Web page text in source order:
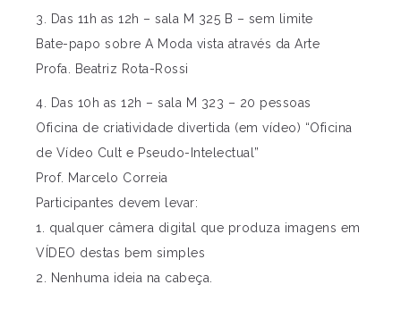
3. Das 11h as 12h – sala M 325 B – sem limite
Bate-papo sobre A Moda vista através da Arte
Profa. Beatriz Rota-Rossi
4. Das 10h as 12h – sala M 323 – 20 pessoas
Oficina de criatividade divertida (em vídeo) “Oficina
de Vídeo Cult e Pseudo-Intelectual”
Prof. Marcelo Correia
Participantes devem levar:
1. qualquer câmera digital que produza imagens em
VÍDEO destas bem simples
2. Nenhuma ideia na cabeça.